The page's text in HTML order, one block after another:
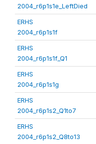
2004_r6p1s1e_LeftDied
ERHS
2004_r6p1s1f
ERHS
2004_r6p1s1f_Q1
ERHS
2004_r6p1s1g
ERHS
2004_r6p1s2_Q1to7
ERHS
2004_r6p1s2_Q8to13